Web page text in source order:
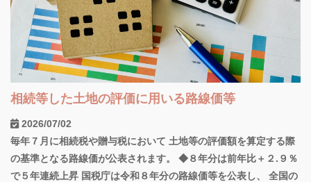
相続等した土地の評価に用いる路線価等
2026/07/02
毎年７月に相続税や贈与税において 土地等の評価額を算定する際
の基準となる路線価が公表されます。 ◆８年分は前年比＋２.９％
で５年連続上昇 国税庁は令和８年分の路線価等を公表し、 全国の